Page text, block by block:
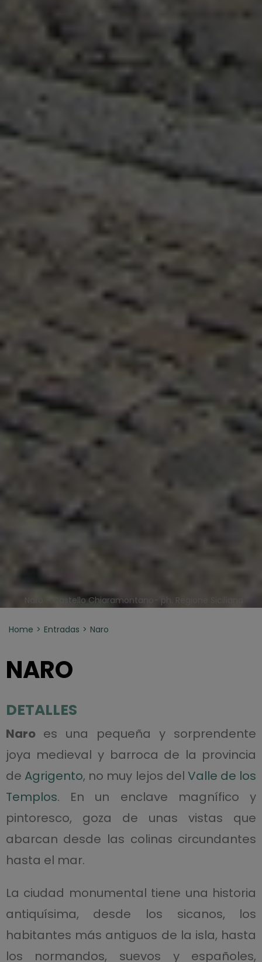
Naro - Castello Chiaramontano- ph. Regione Siciliana
Home Entradas Naro
NARO
DETALLES
Naro es una pequeña y sorprendente
joya medieval y barroca de la provincia
de Agrigento, no muy lejos del Valle de los
Templos. En un enclave magnífico y
pintoresco, goza de unas vistas que
abarcan desde las colinas circundantes
hasta el mar.
La ciudad monumental tiene una historia
antiquísima, desde los sicanos, los
habitantes más antiguos de la isla, hasta
los normandos, suevos y españoles,